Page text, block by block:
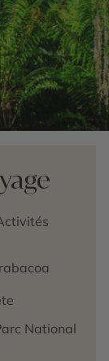
National